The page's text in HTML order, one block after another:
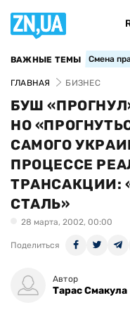
ВАЖНЫЕ ТЕМЫ Смена
ГЛАВНАЯ БИЗНЕС
БУШ
НО
САМОГО
ПРОЦЕССЕ
ТРАНСАКЦИИ:
СТАЛЬ»
28 марта, 2002, 00:00
Поделиться
Автор
Тарас Смакула